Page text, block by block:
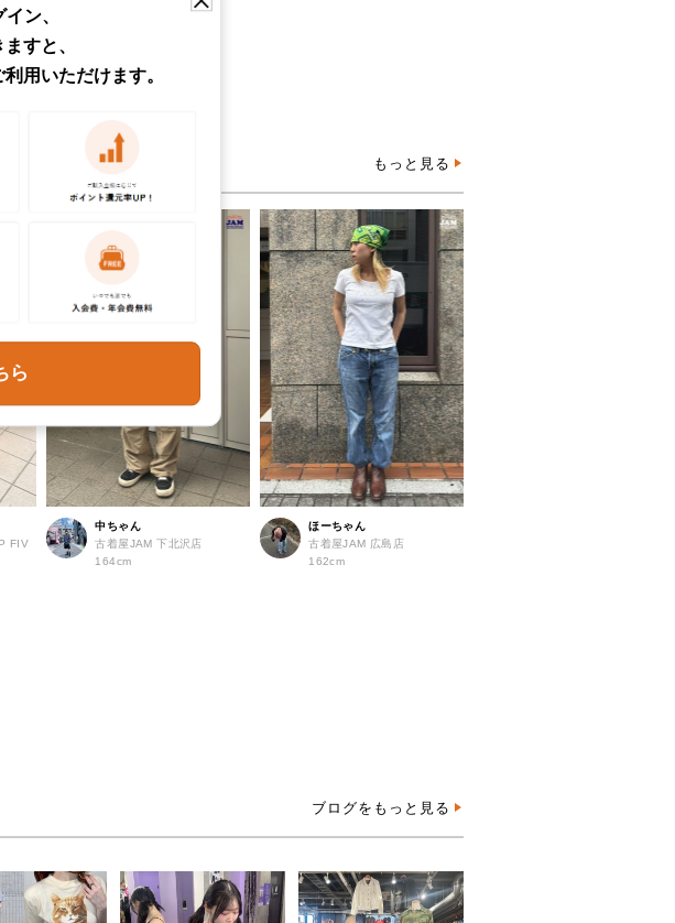
見る
もっと見る
FIV
中ちゃん
古着屋JAM 下北沢店
164cm
ほーちゃん
古着屋JAM 広島店
162cm
ブログをもっと見る
ン、
すと、
用いただけます。
ら